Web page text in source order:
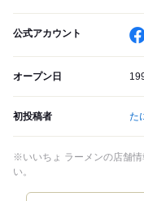
公式アカウント
オープン日
初投稿者 た
※いいちょ ラーメンの店舗
い。